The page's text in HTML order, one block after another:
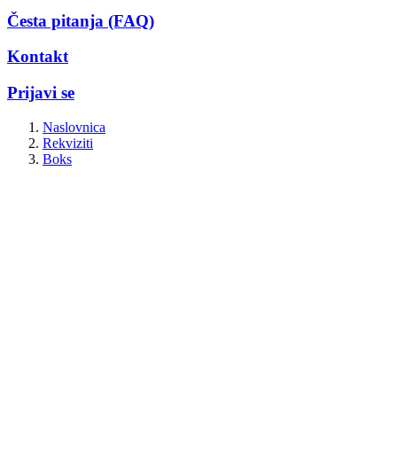
Česta pitanja (FAQ)
Kontakt
Prijavi se
Naslovnica
Rekviziti
Boks